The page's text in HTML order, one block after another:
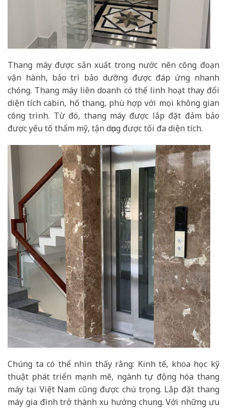
Thang máy được sản xuất trong nước nên công đoạn
vận hành, bảo trì bảo dưỡng được đáp ứng nhanh
chóng. Thang máy liên doanh có thể linh hoạt thay đổi
diện tích cabin, hố thang, phù hợp với mọi không gian
công trình. Từ đó, thang máy được lắp đặt đảm bảo
được yếu tố thẩm mỹ, tận dụng được tối đa diện tích.
Chúng ta có thể nhìn thấy rằng: Kinh tế, khoa học kỹ
thuật phát triển mạnh mẽ, ngành tự động hóa thang
máy tại Việt Nam cũng được chú trọng. Lắp đặt thang
máy gia đình trở thành xu hướng chung. Với những ưu